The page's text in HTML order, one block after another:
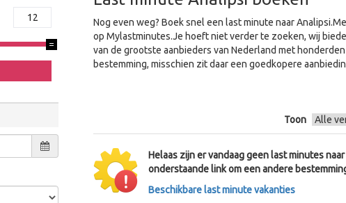
Nog even weg? Boek snel een last minute naar
op Mylastminutes.Je hoeft niet verder te zoeken, wij
van de grootste aanbieders van Nederland met
bestemming, misschien zit daar een goedkopere
Toon
Helaas zijn er vandaag geen last minutes
onderstaande link om een andere
Beschikbare last minute vakanties